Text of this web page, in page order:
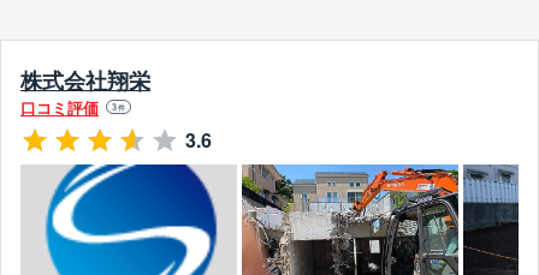
株式会社翔栄
口コミ評価 3件
3.6